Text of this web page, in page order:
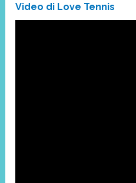
Video di Love Tennis